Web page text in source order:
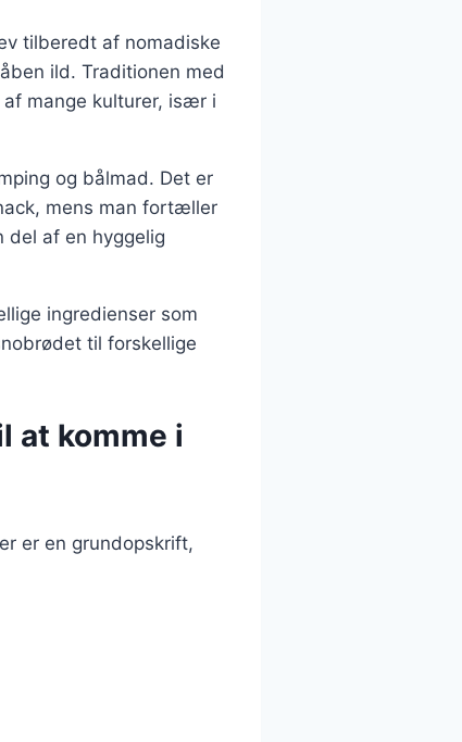
tilberedt af nomadiske
ild. Traditionen med
mange kulturer, især i
og bålmad. Det er
mens man fortæller
del af en hyggelig
ingredienser som
til forskellige
at komme i
er en grundopskrift,